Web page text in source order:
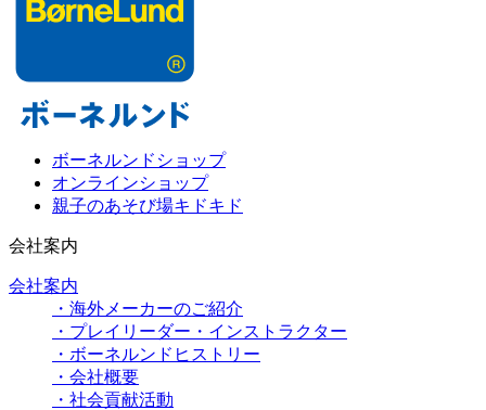
ボーネルンドショップ
オンラインショップ
親子のあそび場キドキド
会社案内
会社案内
・海外メーカーのご紹介
・プレイリーダー・インストラクター
・ボーネルンドヒストリー
・会社概要
・社会貢献活動